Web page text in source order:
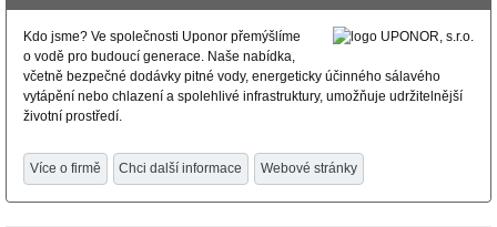
Kdo jsme? Ve společnosti Uponor přemýšlíme
o vodě pro budoucí generace. Naše nabídka,
včetně bezpečné dodávky pitné vody, energeticky účinného sálavého
vytápění nebo chlazení a spolehlivé infrastruktury, umožňuje udržitelnější
životní prostředí.
Více o firmě Chci další informace Webové stránky